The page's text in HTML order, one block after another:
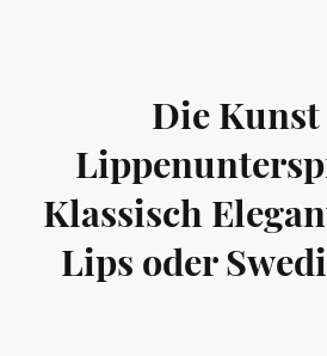
Die
Klassisch
Lips oder